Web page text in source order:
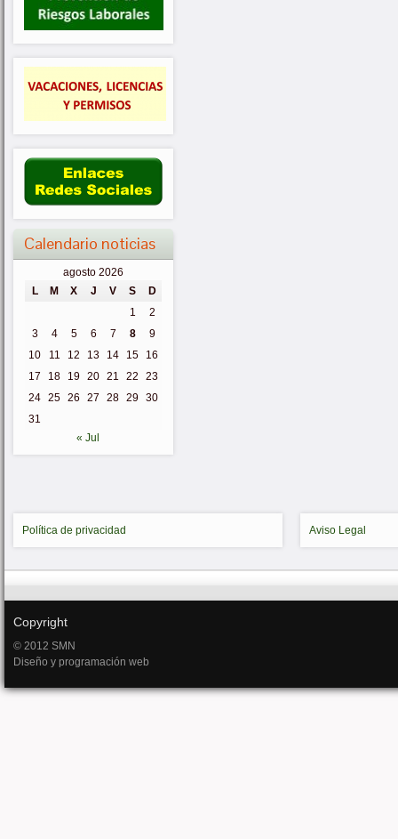
Calendario noticias
agosto 2026
L
M X J V S
D
1
2
3
4 5 6 7 8
9
10
11 12 13 14 15
16
17
18 19 20 21 22
23
24 25 26 27 28 29 30
31
« Jul
Política de privacidad Aviso Legal
Copyright
© 2012 SMN
Diseño y programación web